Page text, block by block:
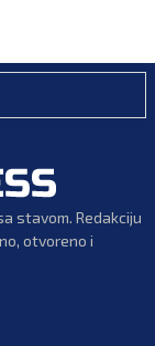
stavom. Redakciju
otvoreno i